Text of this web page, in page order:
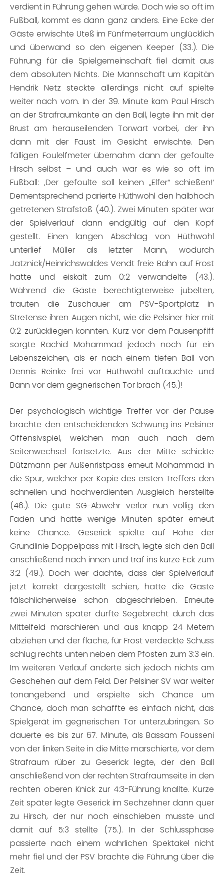
verdient in Führung gehen würde. Doch wie so oft im
Fußball, kommt es dann ganz anders. Eine Ecke der
Gäste erwischte Uteß im Fünfmeterraum unglücklich
und überwand so den eigenen Keeper (33.). Die
Führung für die Spielgemeinschaft fiel damit aus
dem absoluten Nichts. Die Mannschaft um Kapitän
Hendrik Netz steckte allerdings nicht auf spielte
weiter nach vorn. In der 39. Minute kam Paul Hirsch
an der Strafraumkante an den Ball, legte ihn mit der
Brust am herauseilenden Torwart vorbei, der ihn
dann mit der Faust im Gesicht erwischte. Den
fälligen Foulelfmeter übernahm dann der gefoulte
Hirsch selbst – und auch war es wie so oft im
Fußball: ‚Der gefoulte soll keinen „Elfer“ schießen!‘
Dementsprechend parierte Hüthwohl den halbhoch
getretenen Strafstoß (40.). Zwei Minuten später war
der Spielverlauf dann endgültig auf den Kopf
gestellt. Einen langen Abschlag von Hüthwohl
unterlief Müller als letzter Mann, wodurch
Jatznick/Heinrichswaldes Vendt freie Bahn auf Frost
hatte und eiskalt zum 0:2 verwandelte (43.).
Während die Gäste berechtigterweise jubelten,
trauten die Zuschauer am PSV-Sportplatz in
Stretense ihren Augen nicht, wie die Pelsiner hier mit
0:2 zurückliegen konnten. Kurz vor dem Pausenpfiff
sorgte Rachid Mohammad jedoch noch für ein
Lebenszeichen, als er nach einem tiefen Ball von
Dennis Reinke frei vor Hüthwohl auftauchte und
Bann vor dem gegnerischen Tor brach (45.)!
Der psychologisch wichtige Treffer vor der Pause
brachte den entscheidenden Schwung ins Pelsiner
Offensivspiel, welchen man auch nach dem
Seitenwechsel fortsetzte. Aus der Mitte schickte
Dützmann per Außenristpass erneut Mohammad in
die Spur, welcher per Kopie des ersten Treffers den
schnellen und hochverdienten Ausgleich herstellte
(46.). Die gute SG-Abwehr verlor nun völlig den
Faden und hatte wenige Minuten später erneut
keine Chance. Geserick spielte auf Höhe der
Grundlinie Doppelpass mit Hirsch, legte sich den Ball
anschließend nach innen und traf ins kurze Eck zum
3:2 (49.). Doch wer dachte, dass der Spielverlauf
jetzt korrekt dargestellt schien, hatte die Gäste
fälschlicherweise schon abgeschrieben. Erneute
zwei Minuten später durfte Segebrecht durch das
Mittelfeld marschieren und aus knapp 24 Metern
abziehen und der flache, für Frost verdeckte Schuss
schlug rechts unten neben dem Pfosten zum 3:3 ein.
Im weiteren Verlauf änderte sich jedoch nichts am
Geschehen auf dem Feld. Der Pelsiner SV war weiter
tonangebend und erspielte sich Chance um
Chance, doch man schaffte es einfach nicht, das
Spielgerät im gegnerischen Tor unterzubringen. So
dauerte es bis zur 67. Minute, als Bassam Fousseni
von der linken Seite in die Mitte marschierte, vor dem
Strafraum rüber zu Geserick legte, der den Ball
anschließend von der rechten Strafraumseite in den
rechten oberen Knick zur 4:3-Führung knallte. Kurze
Zeit später legte Geserick im Sechzehner dann quer
zu Hirsch, der nur noch einschieben musste und
damit auf 5:3 stellte (75.). In der Schlussphase
passierte nach einem wahrlichen Spektakel nicht
mehr fiel und der PSV brachte die Führung über die
Zeit.